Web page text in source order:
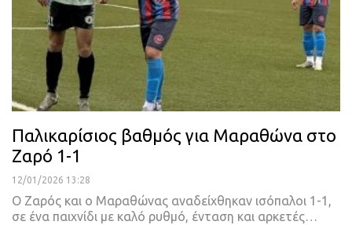
Παλικαρίσιος βαθμός για Μαραθώνα στο
Ζαρό 1-1
12/01/2026 13:28
Ο Ζαρός και ο Μαραθώνας αναδείχθηκαν ισόπαλοι 1-1,
σε ένα παιχνίδι με καλό ρυθμό, ένταση και αρκετές…